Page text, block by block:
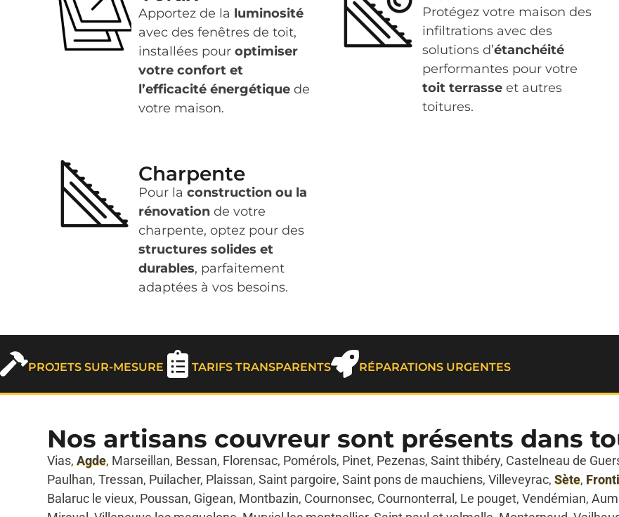
Apportez de la luminosité
avec des fenêtres de toit,
installées pouroptimiser
votre confort et
l’efficacité énergétique de
votre maison.
Protégez votre maison des
infiltrations avec des
solutions d’étanchéité
performantes pour votre
toit terrasseet autres
toitures.
Charpente
Pour laconstruction ou la
rénovation de votre
charpente, optez pour des
structures solides et
durables, parfaitement
adaptées à vos besoins.
PROJETS SUR-MESURE TARIFS TRANSPARENTS RÉPARATIONS URGENTES
Nos artisans couvreur sont présents dans
Vias,Agde, Marseillan, Bessan, Florensac, Pomérols, Pinet, Pezenas, Saint thibéry, Castelneau de
Paulhan, Tressan, Puilacher, Plaissan, Saint pargoire, Saint pons de mauchiens, Villeveyrac,Sète,
Balaruc le vieux, Poussan, Gigean, Montbazin, Cournonsec, Cournonterral, Le pouget, Vendémian,